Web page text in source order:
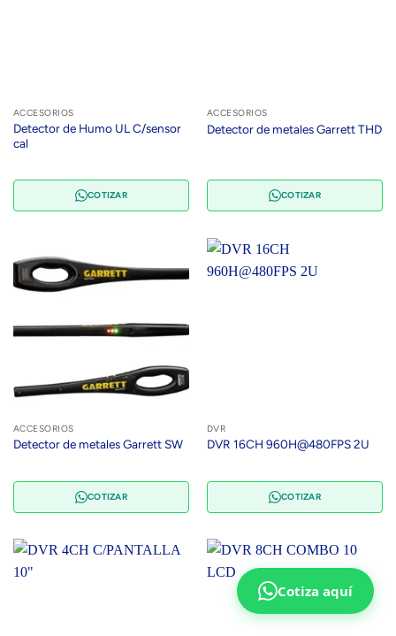
ACCESORIOS
Detector de Humo UL C/sensor
cal
COTIZAR
ACCESORIOS
Detector de metales Garrett THD
COTIZAR
ACCESORIOS
Detector de metales Garrett SW
COTIZAR
DVR
DVR 16CH 960H@480FPS 2U
COTIZAR
Cotiza aquí